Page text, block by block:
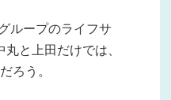
ループのライフサ
と上田だけでは、
ろう。